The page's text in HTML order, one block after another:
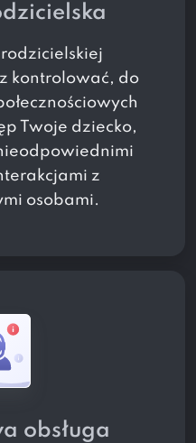
kontrolować, do
Twoje dziecko,
z
osobami.
obsługa